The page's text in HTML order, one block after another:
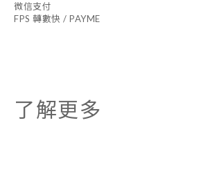
微信支付
FPS 轉數快 / PAYME
了解更多